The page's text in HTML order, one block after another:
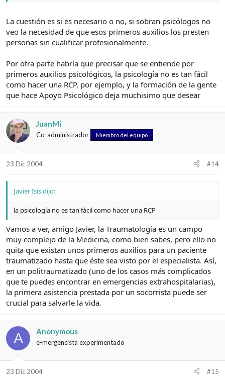
La cuestión es si es necesario o no, si sobran psicólogos no
veo la necesidad de que esos primeros auxilios los presten
personas sin cualificar profesionalmente.
Por otra parte habría que precisar que se entiende por
primeros auxilios psicológicos, la psicología no es tan fácil
como hacer una RCP, por ejemplo, y la formación de la gente
que hace Apoyo Psicológico deja muchisimo que desear
JuanMi
Co-administrador Miembro del equipo
23 Dic 2004 #14
Javier Isis dijo:
la psicología no es tan fácil como hacer una RCP
Vamos a ver, amigo Javier, la Traumatología es un campo
muy complejo de la Medicina, como bien sabes, pero ello no
quita que existan unos primeros auxilios para un paciente
traumatizado hasta que éste sea visto por el especialista. Así,
en un politraumatizado (uno de los casos más complicados
que te puedes encontrar en emergencias extrahospitalarias),
la primera asistencia prestada por un socorrista puede ser
crucial para salvarle la vida.
A Anonymous
e-mergencista experimentado
23 Dic 2004 #15